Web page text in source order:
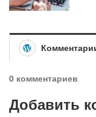
0 комментариев
Добавить